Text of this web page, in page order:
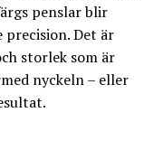
penslar blir
precision. Det är
storlek som är
nyckeln – eller